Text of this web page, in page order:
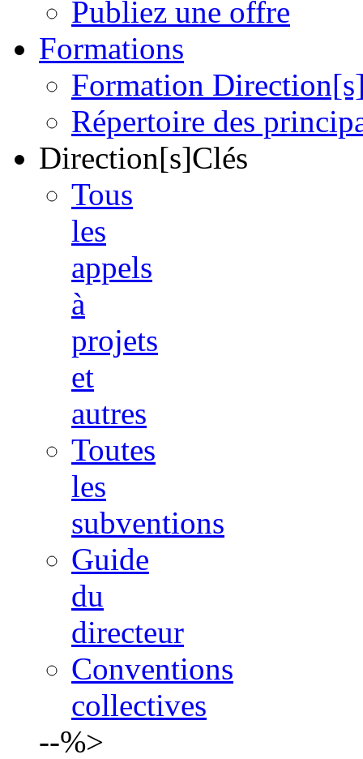
Publiez une offre
Formations
Formation
Répertoire des
Direction[s]Clés
Tous
les
appels
à
projets
et
autres
Toutes
les
subventions
Guide
du
directeur
Conventions
collectives
--%>